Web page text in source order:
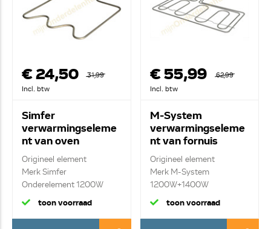
€ 24,50
31,99
Incl. btw
Simfer
verwarmingseleme
nt van oven
H3525160002
Origineel element
Merk Simfer
Onderelement 1200W
toon voorraad
€ 55,99
62,99
Incl. btw
M-System
verwarmingseleme
nt van fornuis
062145004
Origineel element
Merk M-System
1200W+1400W
bovenelement
toon voorraad